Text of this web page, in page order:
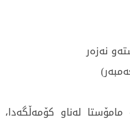
نەزەر
لەناو كۆمەڵگەدا،